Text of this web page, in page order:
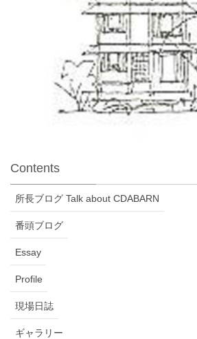
Contents
所長ブログ Talk about CDABARN
番頭ブログ
Essay
Profile
現場日誌
ギャラリー